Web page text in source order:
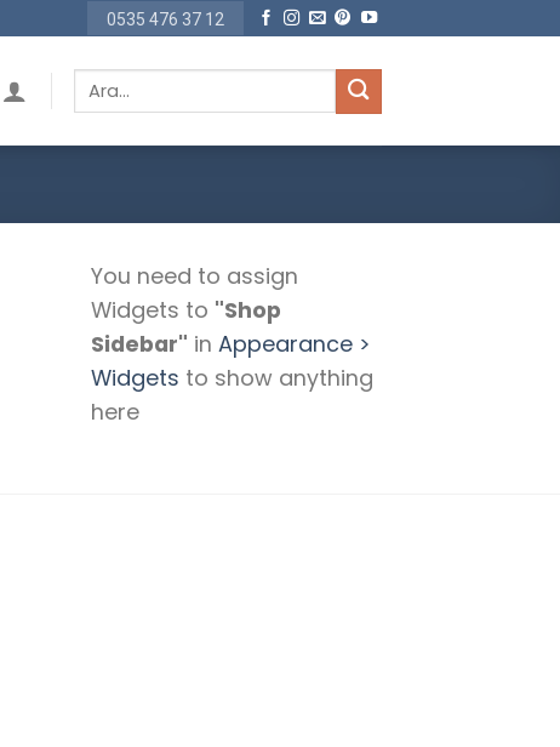
0535 476 37 12
Ara:
You need to assign
Widgets to "Shop
Sidebar" in Appearance >
Widgets to show anything
here